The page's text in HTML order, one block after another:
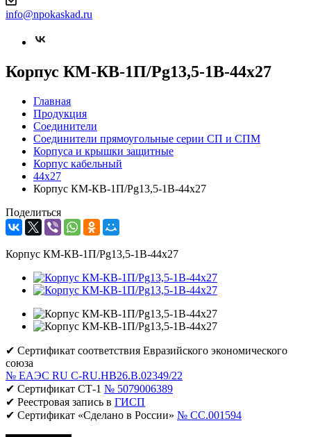
info@npokaskad.ru
Корпус КМ-КВ-1П/Pg13,5-1В-44х27
Главная
Продукция
Соединители
Соединители прямоугольные серии СП и СПМ
Корпуса и крышки защитные
Корпус кабельный
44х27
Корпус КМ-КВ-1П/Pg13,5-1В-44х27
Поделиться
Корпус КМ-КВ-1П/Pg13,5-1В-44х27
✔ Сертификат соответствия Евразийского экономического
союза
№ ЕАЭС RU C-RU.НВ26.В.02349/22
✔ Сертификат СТ-1 № 5079006389
✔ Реестровая запись в ГИСП
✔ Сертификат «Сделано в России» № CC.001594